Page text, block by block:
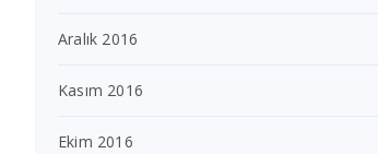
Aralık 2016
Kasım 2016
Ekim 2016